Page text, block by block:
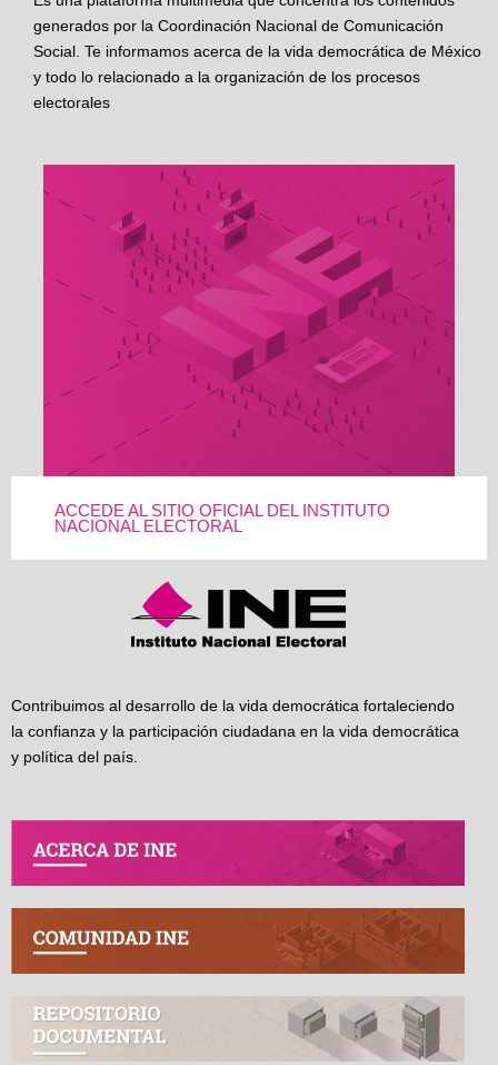
generados por la Coordinación Nacional de Comunicación
Social. Te informamos acerca de la vida democrática de México
y todo lo relacionado a la organización de los procesos
electorales
ACCEDE AL SITIO OFICIAL DEL INSTITUTO
NACIONAL ELECTORAL
Contribuimos al desarrollo de la vida democrática fortaleciendo
la confianza y la participación ciudadana en la vida democrática
y política del país.